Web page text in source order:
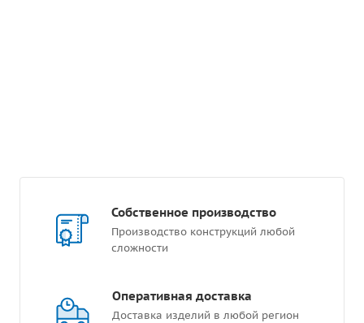
Собственное производство
Производство конструкций любой
сложности
Оперативная доставка
Доставка изделий в любой регион